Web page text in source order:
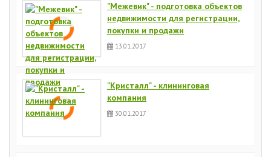
"Межевик" - подготовка объектов
недвижимости для регистрации,
покупки и продажи
13.01.2017
"Кристалл" - клининговая
компания
30.01.2017